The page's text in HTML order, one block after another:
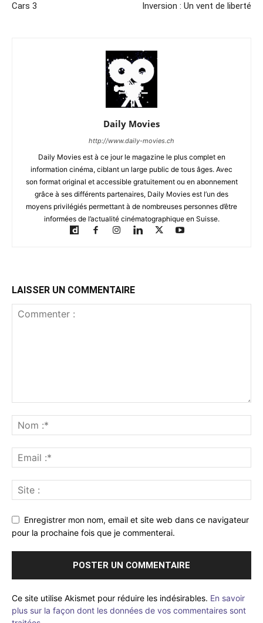
Cars 3 Inversion : Un vent de liberté
Daily Movies
http://www.daily-movies.ch
Daily Movies est à ce jour le magazine le plus complet en
information cinéma, ciblant un large public de tous âges. Avec
son format original et accessible gratuitement ou en abonnement
grâce à ses différents partenaires, Daily Movies est l’un des
moyens privilégiés permettant à de nombreuses personnes d’être
informées de l’actualité cinématographique en Suisse.
LAISSER UN COMMENTAIRE
Enregistrer mon nom, email et site web dans ce navigateur
pour la prochaine fois que je commenterai.
Ce site utilise Akismet pour réduire les indésirables. En savoir
plus sur la façon dont les données de vos commentaires sont